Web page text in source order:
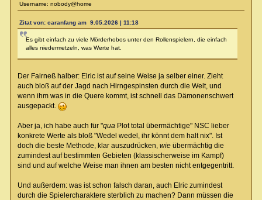
Username: nobody@home
Zitat von: caranfang am 9.05.2026 | 11:18
Es gibt einfach zu viele Mörderhobos unter den Rollenspielern, die einfach
alles niedermetzeln, was Werte hat.
Der Fairneß halber: Elric ist auf seine Weise ja selber einer. Zieht
auch bloß auf der Jagd nach Hirngespinsten durch die Welt, und
wenn ihm was in die Quere kommt, ist schnell das Dämonenschwert
ausgepackt.
Aber ja, ich habe auch für "quaPlot total übermächtige" NSC lieber
konkrete Werte als bloß "Wedel wedel, ihr könnt dem halt nix". Ist
doch die beste Methode, klar auszudrücken, wieübermächtig die
zumindest auf bestimmten Gebieten (klassischerweise im Kampf)
sind und auf welche Weise man ihnen am besten nicht entgegentritt.
Und außerdem: was ist schon falsch daran, auch Elric zumindest
durch die Spielercharaktere sterblich zu machen? Dann müssen die